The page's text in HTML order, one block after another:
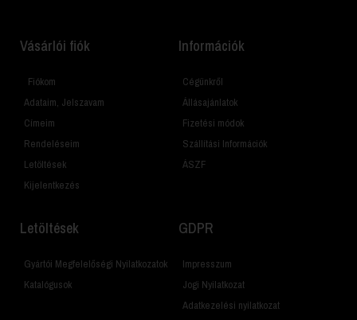
Vásárlói fiók
Fiókom
Adataim, Jelszavam
Címeim
Rendeléseim
Letöltések
Kijelentkezés
Információk
Cégünkről
Állásajánlatok
Fizetési módok
Szállítási Információk
ÁSZF
Letöltések
Gyártói Megfelelőségi Nyilatkozatok
Katalógusok
GDPR
Impresszum
Jogi Nyilatkozat
Adatkezelési nyilatkozat